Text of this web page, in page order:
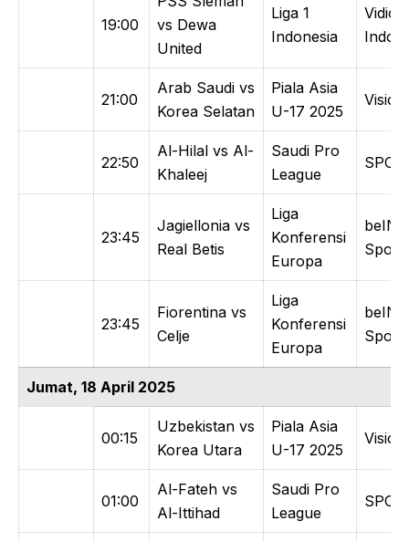
19:00
vs Dewa
United
Liga 1
Indonesia
Vidio /
21:00
Arab Saudi vs
Korea Selatan
Piala Asia
U-17 2025
22:50
Al-Hilal vs Al-
Khaleej
Saudi Pro
League
23:45
Jagiellonia vs
Real Betis
Liga
Konferensi
Europa
beIN
23:45
Fiorentina vs
Celje
Liga
Konferensi
Europa
beIN
Jumat, 18 April 2025
00:15
Uzbekistan vs
Korea Utara
Piala Asia
U-17 2025
01:00
Al-Fateh vs
Al-Ittihad
Saudi Pro
League